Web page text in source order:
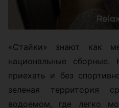
«Стайки» знают как
национальные
приехать и без
зеленая территория
водоемом, где легко